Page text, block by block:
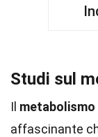
Studi sul
Il metabolismo
affascinante